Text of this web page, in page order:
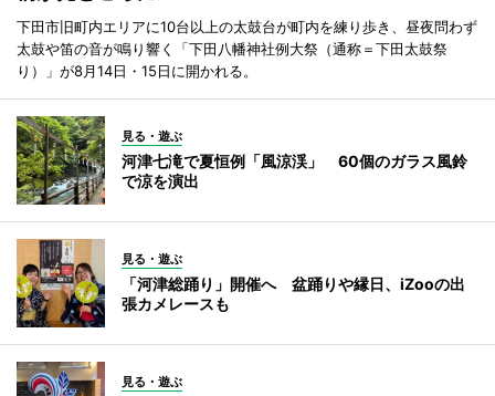
下田市旧町内エリアに10台以上の太鼓台が町内を練り歩き、昼夜問わず
太鼓や笛の音が鳴り響く「下田八幡神社例大祭（通称＝下田太鼓祭
り）」が8月14日・15日に開かれる。
見る・遊ぶ
河津七滝で夏恒例「風涼渓」 60個のガラス風鈴
で涼を演出
見る・遊ぶ
「河津総踊り」開催へ 盆踊りや縁日、iZooの出
張カメレースも
見る・遊ぶ